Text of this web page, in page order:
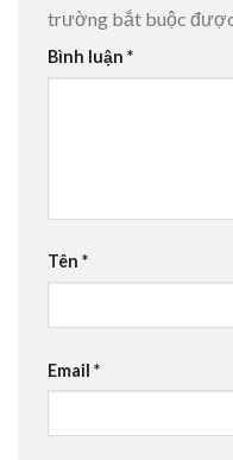
trường bắt buộc được
Bình luận *
Tên *
Email *